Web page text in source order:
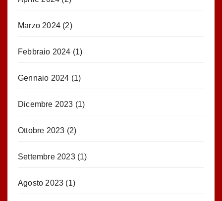
Marzo 2024 (2)
Febbraio 2024 (1)
Gennaio 2024 (1)
Dicembre 2023 (1)
Ottobre 2023 (2)
Settembre 2023(1)
Agosto 2023 (1)